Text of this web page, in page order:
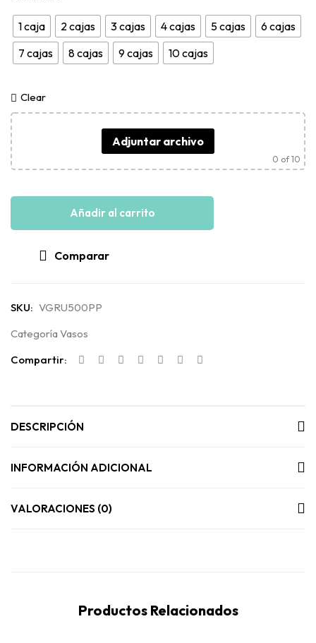
1 caja 2 cajas 3 cajas 4 cajas 5 cajas
6 cajas
7 cajas
8 cajas 9 cajas 10 cajas
Clear
Adjuntar archivo
0 of 10
Añadir al carrito
Comparar
SKU: VGRU500PP
CategoríaVasos
Compartir:
DESCRIPCIÓN
INFORMACIÓN ADICIONAL
VALORACIONES (0)
Productos Relacionados